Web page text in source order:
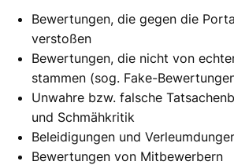
Bewertungen, die gegen die
verstoßen
Bewertungen, die nicht von
stammen (sog. Fake-
Unwahre bzw. falsche
und Schmähkritik
Beleidigungen und
Bewertungen von Mitbewerbern